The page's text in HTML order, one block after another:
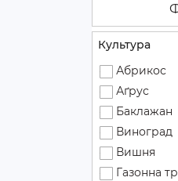
Культура
Абрикос
Аґрус
Баклажан
Виноград
Вишня
Газонна